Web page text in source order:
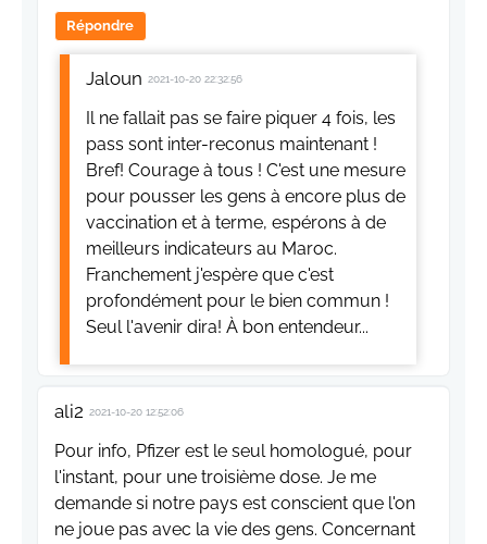
Répondre
Jaloun 2021-10-20 22:32:56
Il ne fallait pas se faire piquer 4 fois, les
pass sont inter-reconus maintenant !
Bref! Courage à tous ! C'est une mesure
pour pousser les gens à encore plus de
vaccination et à terme, espérons à de
meilleurs indicateurs au Maroc.
Franchement j'espère que c'est
profondément pour le bien commun !
Seul l'avenir dira! À bon entendeur...
ali2 2021-10-20 12:52:06
Pour info, Pfizer est le seul homologué, pour
l'instant, pour une troisième dose. Je me
demande si notre pays est conscient que l'on
ne joue pas avec la vie des gens. Concernant